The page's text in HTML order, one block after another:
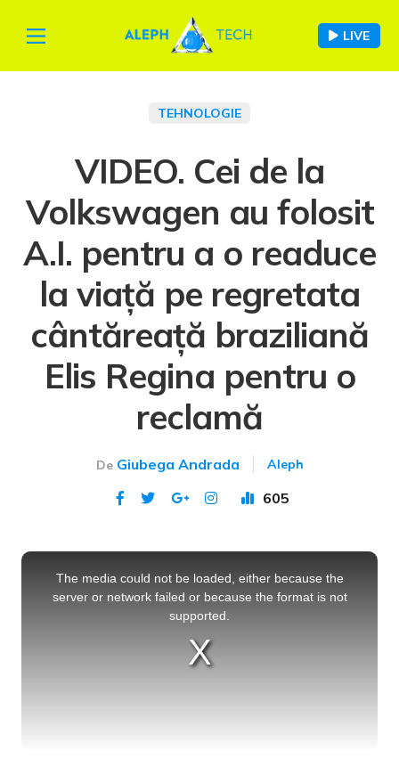
LIVE
TEHNOLOGIE
VIDEO. Cei de la
Volkswagen au folosit
A.I. pentru a o readuce
la viață pe regretata
cântăreață braziliană
Elis Regina pentru o
reclamă
De Giubega Andrada Aleph
605
This
The media could not be loaded, either because the
server or network failed or because the format is not
supported.